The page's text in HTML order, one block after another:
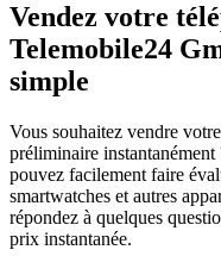
Vendez votre
Telemobile24
simple
Vous souhaitez vendre
préliminaire
pouvez facilement faire
smartwatches et autres
répondez à quelques
prix instantanée.